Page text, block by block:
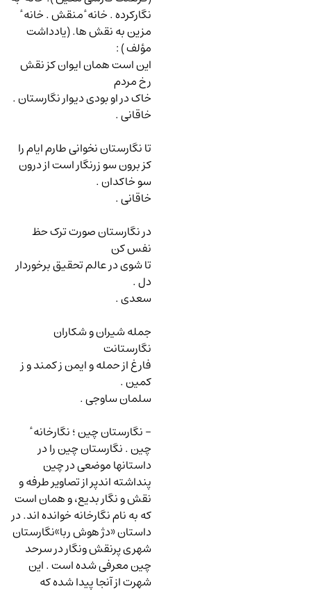
نگارکرده . خانه ٔ منقش . خانه ٔ
مزین به نقش ها. (یادداشت
مؤلف ):
این است همان ایوان کز نقش
رخ مردم
خاک در او بودی دیوار نگارستان .
خاقانی .
تا نگارستان نخوانی طارم ایام را
کز برون سو زرنگار است از درون
سو خاکدان .
خاقانی .
در نگارستان صورت ترک حظ
نفس کن
تا شوی در عالم تحقیق برخوردار
دل .
سعدی .
جمله شیران و شکاران
نگارستانت
فارغ از حمله و ایمن ز کمند و ز
کمین .
سلمان ساوجی .
-نگارستان چین؛ نگارخانه ٔ
چین . نگارستان چین را در
داستانها موضعی در چین
پنداشته اندپر از تصاویر طرفه و
نقش و نگار بدیع، و همان است
که به نام نگارخانه خوانده اند. در
داستان «دژ هوش ربا»نگارستان
شهری پرنقش ونگار در سرحد
چین معرفی شده است . این
شهرت از آنجا پیدا شده که